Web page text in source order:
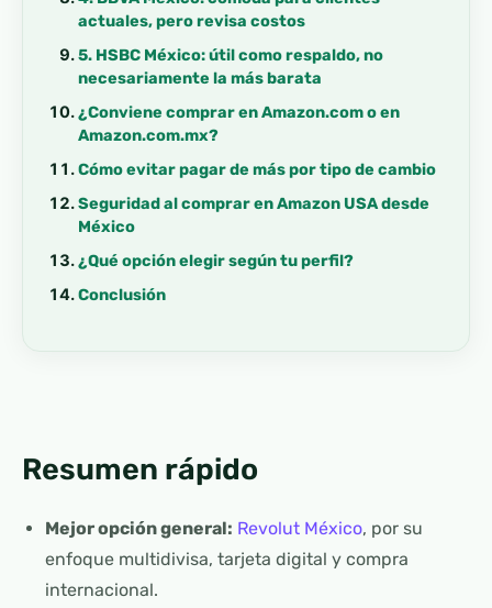
actuales, pero revisa costos
5. HSBC México: útil como respaldo, no
necesariamente la más barata
¿Conviene comprar en Amazon.com o en
Amazon.com.mx?
Cómo evitar pagar de más por tipo de cambio
Seguridad al comprar en Amazon USA desde
México
¿Qué opción elegir según tu perfil?
Conclusión
Resumen rápido
Mejor opción general: Revolut México, por su
enfoque multidivisa, tarjeta digital y compra
internacional.